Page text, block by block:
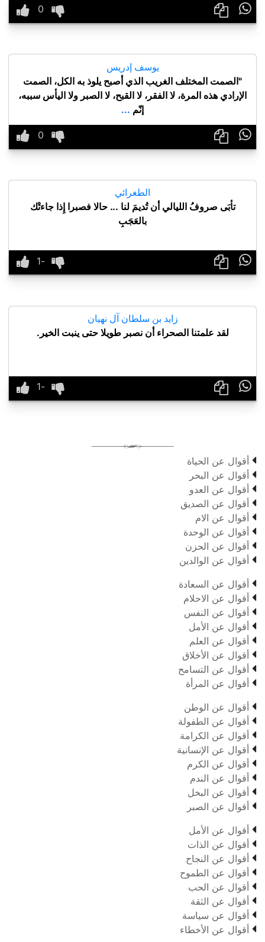

يوسف إدريس
"الصمت المختلف الغريب الذي أصبح يلوذ به الكل، الصمت
الإرادي هذه المرة، لا الفقر، لا القبح، لا الصبر ولا اليأس سببه،
إنّم ...

الطغرائي
تأبَى صروفُ الليالي أن تُديمَ لنا ... حالا فصبرا إِذا جاءتْك
بالعَجَبِ

زايد بن سلطان آل نهيان
لقد علمتنا الصحراء أن نصبر طويلا حتى ينبت الخير.

 أقوال عن الحياة
 أقوال عن البحر
 أقوال عن العدو
 أقوال عن الصديق
 أقوال عن الام
 أقوال عن الوحدة
 أقوال عن الحزن
 أقوال عن الوالدين
 أقوال عن السعادة
 أقوال عن الاحلام
 أقوال عن النفس
 أقوال عن الأمل
 أقوال عن العلم
 أقوال عن الأخلاق
 أقوال عن التسامح
 أقوال عن المرأة
 أقوال عن الوطن
 أقوال عن الطفولة
 أقوال عن الكرامة
 أقوال عن الإنسانية
 أقوال عن الكرم
 أقوال عن الندم
 أقوال عن البخل
 أقوال عن الصبر
 أقوال عن الأمل
 أقوال عن الذات
 أقوال عن النجاح
 أقوال عن الطموح
 أقوال عن الحب
 أقوال عن الثقة
 أقوال عن سياسة
 أقوال عن الأخطاء